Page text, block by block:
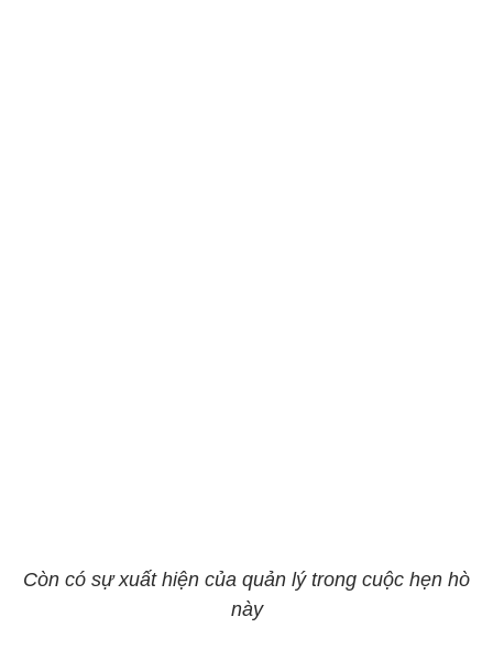
Còn có sự xuất hiện của quản lý trong cuộc hẹn hò
này